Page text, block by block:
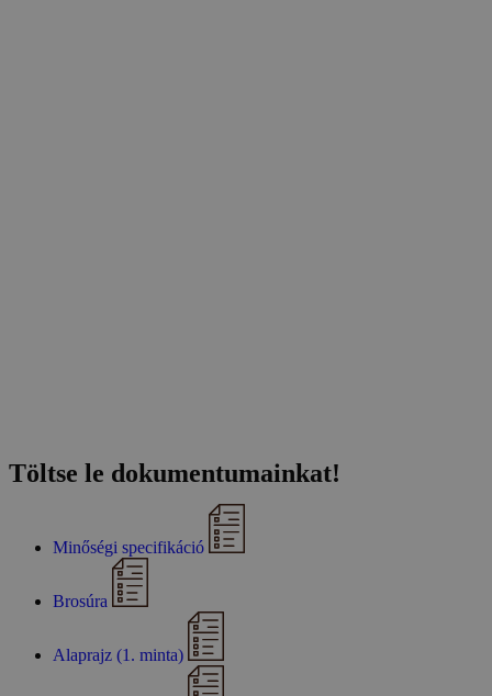
Töltse le dokumentumainkat!
Minőségi specifikáció
Brosúra
Alaprajz (1. minta)